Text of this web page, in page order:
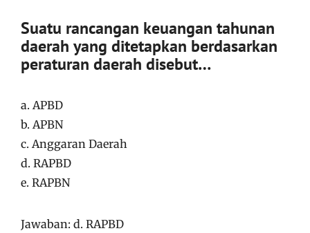
Suatu rancangan keuangan tahunan
daerah yang ditetapkan berdasarkan
peraturan daerah disebut…
a. APBD
b. APBN
c. Anggaran Daerah
d. RAPBD
e. RAPBN
Jawaban: d. RAPBD